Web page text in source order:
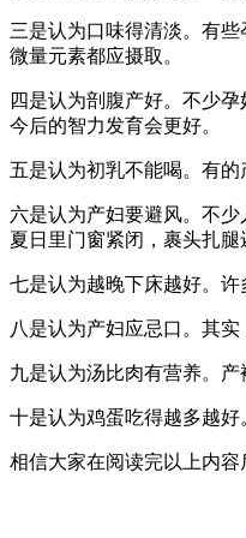
三是认为口味得清淡。有
微量元素都应摄取。
四是认为剖腹产好。不少
今后的智力发育会更好。
五是认为初乳不能喝。有
六是认为产妇要避风。不
夏日里门窗紧闭，裹头扎腿
七是认为越晚下床越好。
八是认为产妇应忌口。其
九是认为汤比肉有营养。
十是认为鸡蛋吃得越多越好
相信大家在阅读完以上内